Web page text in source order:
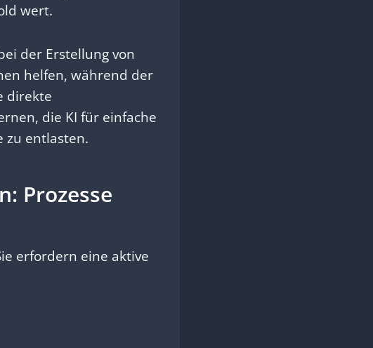
wert.
der Erstellung von
helfen, während der
direkte
die KI für einfache
zu entlasten.
Prozesse
erfordern eine aktive